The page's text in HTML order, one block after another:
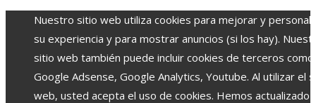
Nuestro sitio web utiliza cookies para mejorar y
su experiencia y para mostrar anuncios (si los hay).
sitio web también puede incluir cookies de terceros como
Google Adsense, Google Analytics, Youtube. Al utilizar el
web, usted acepta el uso de cookies. Hemos actualizado